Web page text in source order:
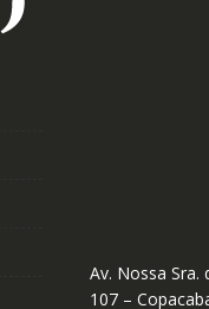
Av. Nossa Sra.
107 –